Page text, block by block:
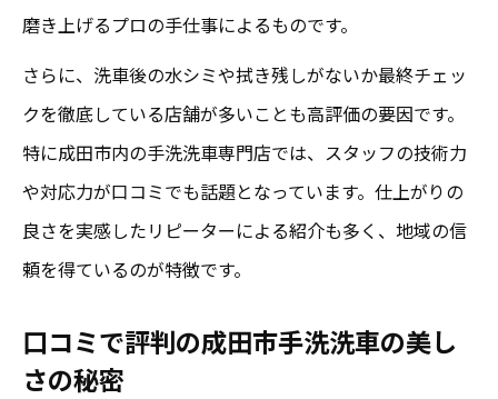
磨き上げるプロの手仕事によるものです。
さらに、洗車後の水シミや拭き残しがないか最終チェッ
クを徹底している店舗が多いことも高評価の要因です。
特に成田市内の手洗洗車専門店では、スタッフの技術力
や対応力が口コミでも話題となっています。仕上がりの
良さを実感したリピーターによる紹介も多く、地域の信
頼を得ているのが特徴です。
口コミで評判の成田市手洗洗車の美し
さの秘密